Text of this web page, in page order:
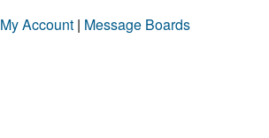
My Account | Message Boards